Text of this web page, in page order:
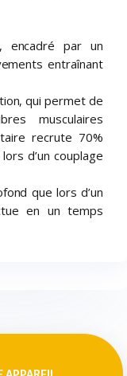
encadré par un
entraînant
qui permet de
musculaires
recrute 70%
d’un couplage
que lors d’un
en un temps